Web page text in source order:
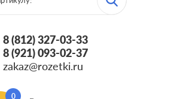
8 (812) 327-03-33
8 (921) 093-02-37
zakaz@rozetki.ru
0